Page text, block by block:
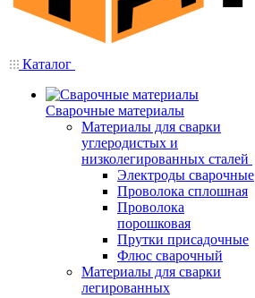
Каталог
Сварочные материалы
Материалы для сварки
углеродистых и
низколегированных сталей
Электроды сварочные
Проволока сплошная
Проволока
порошковая
Прутки присадочные
Флюс сварочный
Материалы для сварки
легированных